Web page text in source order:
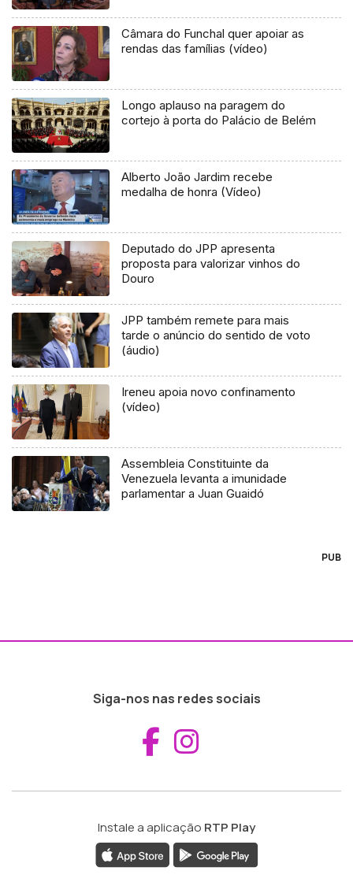
Câmara do Funchal quer apoiar as
rendas das famílias (vídeo)
Longo aplauso na paragem do
cortejo à porta do Palácio de Belém
Alberto João Jardim recebe
medalha de honra (Vídeo)
Deputado do JPP apresenta
proposta para valorizar vinhos do
Douro
JPP também remete para mais
tarde o anúncio do sentido de voto
(áudio)
Ireneu apoia novo confinamento
(vídeo)
Assembleia Constituinte da
Venezuela levanta a imunidade
parlamentar a Juan Guaidó
PUB
Siga-nos nas redes sociais
Aceder ao
Instale a aplicação RTP Play